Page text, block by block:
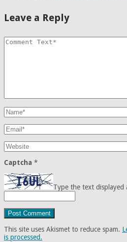
Leave a Reply
Captcha *
Type the text displayed
This site uses Akismet to reduce spam.
is processed.